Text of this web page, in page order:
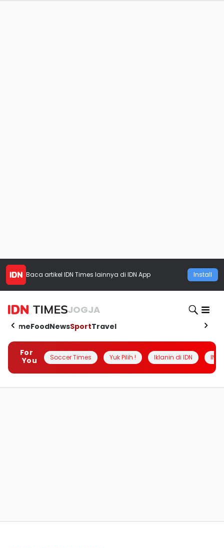
Baca artikel IDN Times lainnya di IDN App Install
JOGJA
HomeFoodNewsSportTravel
For
You
Soccer Times Yuk Pilih ! Iklanin di IDN